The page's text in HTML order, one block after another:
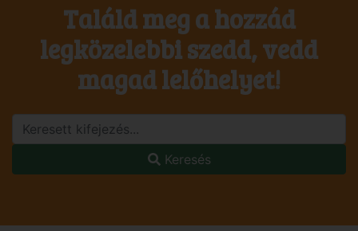
Találd meg a hozzád
legközelebbi szedd, vedd
magad lelőhelyet!
Keresés